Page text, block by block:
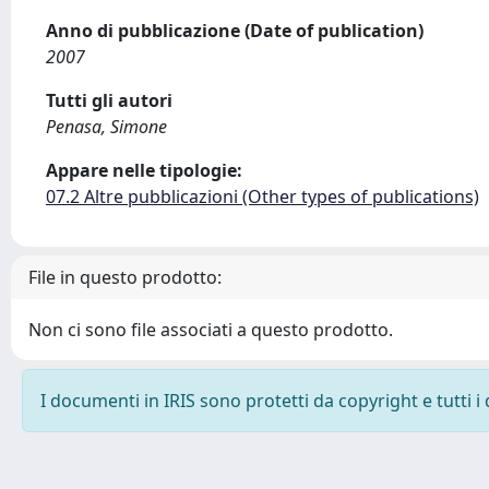
Anno di pubblicazione (Date of publication)
2007
Tutti gli autori
Penasa, Simone
Appare nelle tipologie:
07.2 Altre pubblicazioni (Other types of publications)
File in questo prodotto:
Non ci sono file associati a questo prodotto.
I documenti in IRIS sono protetti da copyright e tutti